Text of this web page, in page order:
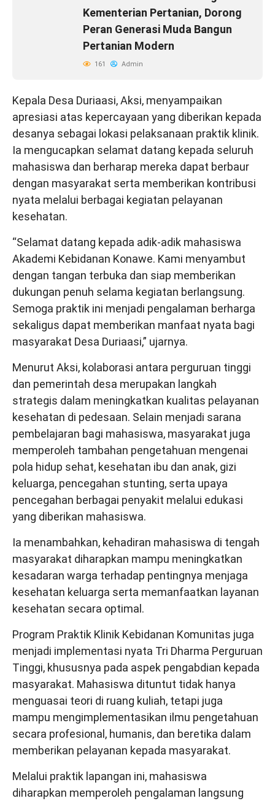
Kementerian Pertanian, Dorong
Peran Generasi Muda Bangun
Pertanian Modern
161 Admin
Kepala Desa Duriaasi, Aksi, menyampaikan
apresiasi atas kepercayaan yang diberikan kepada
desanya sebagai lokasi pelaksanaan praktik klinik.
Ia mengucapkan selamat datang kepada seluruh
mahasiswa dan berharap mereka dapat berbaur
dengan masyarakat serta memberikan kontribusi
nyata melalui berbagai kegiatan pelayanan
kesehatan.
“Selamat datang kepada adik-adik mahasiswa
Akademi Kebidanan Konawe. Kami menyambut
dengan tangan terbuka dan siap memberikan
dukungan penuh selama kegiatan berlangsung.
Semoga praktik ini menjadi pengalaman berharga
sekaligus dapat memberikan manfaat nyata bagi
masyarakat Desa Duriaasi,” ujarnya.
Menurut Aksi, kolaborasi antara perguruan tinggi
dan pemerintah desa merupakan langkah
strategis dalam meningkatkan kualitas pelayanan
kesehatan di pedesaan. Selain menjadi sarana
pembelajaran bagi mahasiswa, masyarakat juga
memperoleh tambahan pengetahuan mengenai
pola hidup sehat, kesehatan ibu dan anak, gizi
keluarga, pencegahan stunting, serta upaya
pencegahan berbagai penyakit melalui edukasi
yang diberikan mahasiswa.
Ia menambahkan, kehadiran mahasiswa di tengah
masyarakat diharapkan mampu meningkatkan
kesadaran warga terhadap pentingnya menjaga
kesehatan keluarga serta memanfaatkan layanan
kesehatan secara optimal.
Program Praktik Klinik Kebidanan Komunitas juga
menjadi implementasi nyata Tri Dharma Perguruan
Tinggi, khususnya pada aspek pengabdian kepada
masyarakat. Mahasiswa dituntut tidak hanya
menguasai teori di ruang kuliah, tetapi juga
mampu mengimplementasikan ilmu pengetahuan
secara profesional, humanis, dan beretika dalam
memberikan pelayanan kepada masyarakat.
Melalui praktik lapangan ini, mahasiswa
diharapkan memperoleh pengalaman langsung